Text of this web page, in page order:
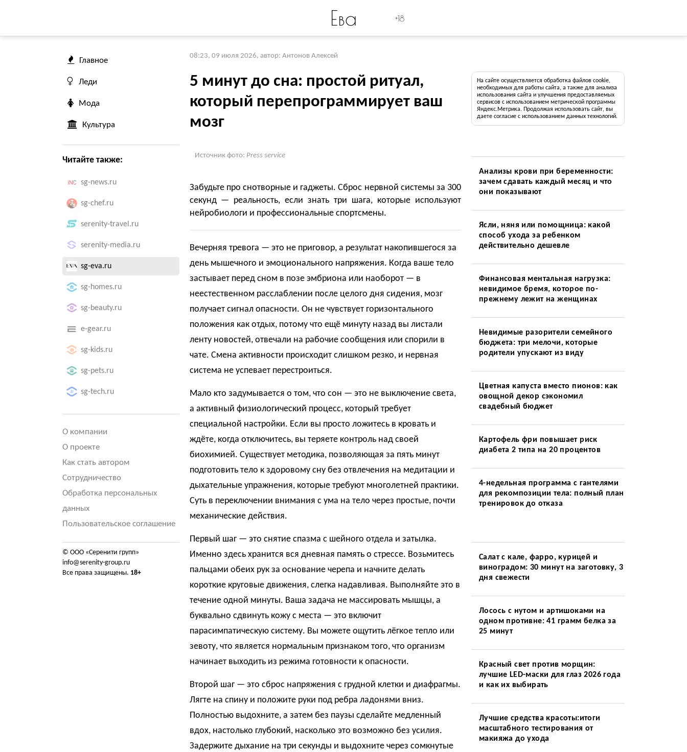
Ева +18
Главное
Леди
Мода
Культура
Читайте также:
sg-news.ru
sg-chef.ru
serenity-travel.ru
serenity-media.ru
sg-eva.ru
sg-homes.ru
sg-beauty.ru
e-gear.ru
sg-kids.ru
sg-pets.ru
sg-tech.ru
О компании
О проекте
Как стать автором
Сотрудничество
Обработка персональных
данных
Пользовательское соглашение
© ООО «Серенити групп»
info@serenity-group.ru
Все права защищены. 18+
08:23, 09 июля 2026, автор: Антонов Алексей
5 минут до сна: простой ритуал,
который перепрограммирует ваш
мозг
Источник фото: Press service
Забудьте про снотворные и гаджеты. Сброс нервной системы за 300
секунд — реальность, если знать три шага, которые используют
нейробиологи и профессиональные спортсмены.
Вечерняя тревога — это не приговор, а результат накопившегося за
день мышечного и эмоционального напряжения. Когда ваше тело
застывает перед сном в позе эмбриона или наоборот — в
неестественном расслаблении после целого дня сидения, мозг
получает сигнал опасности. Он не чувствует горизонтального
положения как отдых, потому что ещё минуту назад вы листали
ленту новостей, отвечали на рабочие сообщения или спорили в
чате. Смена активности происходит слишком резко, и нервная
система не успевает перестроиться.
Мало кто задумывается о том, что сон — это не выключение света,
а активный физиологический процесс, который требует
специальной настройки. Если вы просто ложитесь в кровать и
ждёте, когда отключитесь, вы теряете контроль над своей
биохимией. Существует методика, позволяющая за пять минут
подготовить тело к здоровому сну без отвлечения на медитации и
дыхательные упражнения, которые требуют многолетней практики.
Суть в переключении внимания с ума на тело через простые, почти
механические действия.
Первый шаг — это снятие спазма с шейного отдела и затылка.
Именно здесь хранится вся дневная память о стрессе. Возьмитесь
пальцами обеих рук за основание черепа и начните делать
короткие круговые движения, слегка надавливая. Выполняйте это в
течение одной минуты. Ваша задача не массировать мышцы, а
буквально сдвинуть кожу с места — это включит
парасимпатическую систему. Вы можете ощутить лёгкое тепло или
зевоту, что является нормальным признаком того, что организм
начинает выходить из режима готовности к опасности.
Второй шаг — это сброс напряжения с грудной клетки и диафрагмы.
Лягте на спину и положите руки под ребра ладонями вниз.
Полностью выдохните, а затем без паузы сделайте медленный
вдох, настолько глубокий, насколько это возможно без усилия.
Задержите дыхание на три секунды и выдохните через сомкнутые
На сайте осуществляется обработка файлов cookie,
необходимых для работы сайта, а также для анализа
использования сайта и улучшения предоставляемых
сервисов с использованием метрической программы
Яндекс.Метрика. Продолжая использовать сайт, вы
даете согласие с использованием данных технологий.
Анализы крови при беременности:
зачем сдавать каждый месяц и что
они показывают
Ясли, няня или помощница: какой
способ ухода за ребенком
действительно дешевле
Финансовая ментальная нагрузка:
невидимое бремя, которое по-
прежнему лежит на женщинах
Невидимые разорители семейного
бюджета: три мелочи, которые
родители упускают из виду
Цветная капуста вместо пионов: как
овощной декор сэкономил
свадебный бюджет
Картофель фри повышает риск
диабета 2 типа на 20 процентов
4-недельная программа с гантелями
для рекомпозиции тела: полный план
тренировок до отказа
Салат с кале, фарро, курицей и
виноградом: 30 минут на заготовку, 3
дня свежести
Лосось с нутом и артишоками на
одном противне: 41 грамм белка за
25 минут
Красный свет против морщин:
лучшие LED-маски для глаз 2026 года
и как их выбирать
Лучшие средства красоты:итоги
масштабного тестирования от
макияжа до ухода